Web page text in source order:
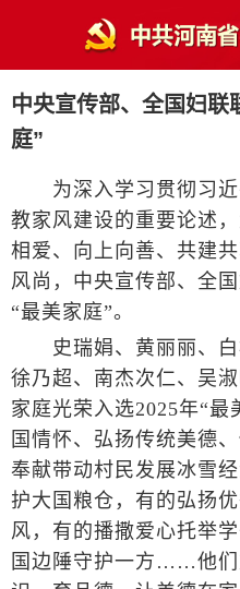
中央宣传部、全国妇联
庭”
为深入学习贯彻习近
教家风建设的重要论述
相爱、向上向善、共建
风尚，中央宣传部、全
“最美家庭”。
史瑞娟、黄丽丽、白
徐乃超、南杰次仁、吴
家庭光荣入选2025年“最
国情怀、弘扬传统美德
奉献带动村民发展冰雪
护大国粮仓，有的弘扬
风，有的播撒爱心托举
国边陲守护一方……他们